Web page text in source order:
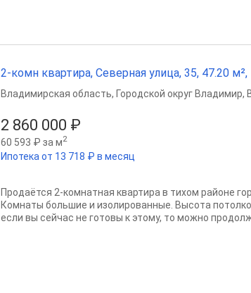
2-комн квартира, Северная улица, 35, 47.20 м²,
2 860 000 ₽
60 593 ₽ за м2
Ипотека от 13 718 ₽ в месяц
Владимирская область, Городской округ Владимир,
Продаётся 2-комнатная квартира в тихом районе
Комнаты большие и изолированные. Высота
если вы сейчас не готовы к этому, то можно